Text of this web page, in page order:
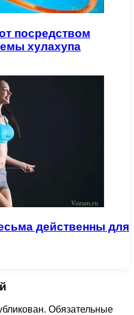
посредством
хулахупа
действенны для
Обязательные